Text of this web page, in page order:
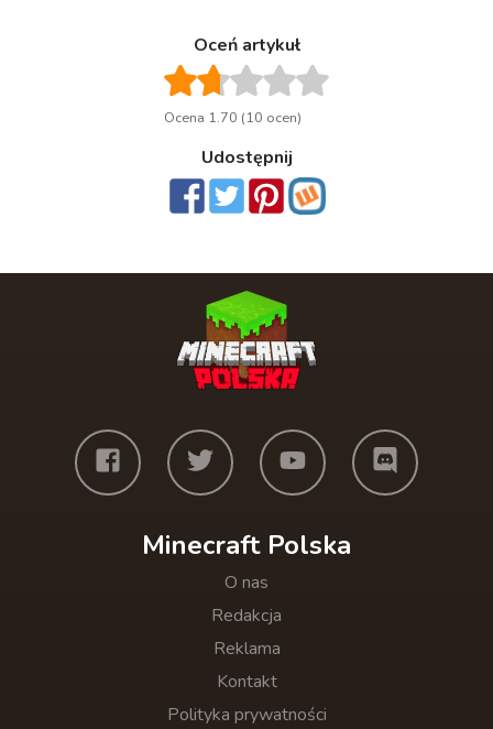
Oceń artykuł
Ocena 1.70 (10 ocen)
Udostępnij
Minecraft Polska
O nas
Redakcja
Reklama
Kontakt
Polityka prywatności